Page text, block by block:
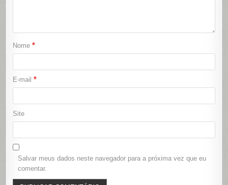
Nome*
E-mail*
Site
Salvar meus dados neste navegador para a próxima vez que eu
comentar.